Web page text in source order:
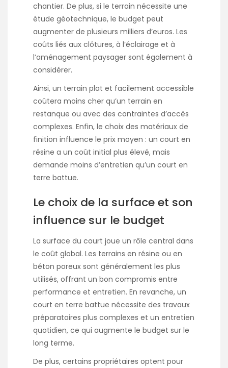
chantier. De plus, si le terrain nécessite une
étude géotechnique, le budget peut
augmenter de plusieurs milliers d’euros. Les
coûts liés aux clôtures, à l’éclairage et à
l’aménagement paysager sont également à
considérer.
Ainsi, un terrain plat et facilement accessible
coûtera moins cher qu’un terrain en
restanque ou avec des contraintes d’accès
complexes. Enfin, le choix des matériaux de
finition influence le prix moyen : un court en
résine a un coût initial plus élevé, mais
demande moins d’entretien qu’un court en
terre battue.
Le choix de la surface et son
influence sur le budget
La surface du court joue un rôle central dans
le coût global. Les terrains en résine ou en
béton poreux sont généralement les plus
utilisés, offrant un bon compromis entre
performance et entretien. En revanche, un
court en terre battue nécessite des travaux
préparatoires plus complexes et un entretien
quotidien, ce qui augmente le budget sur le
long terme.
De plus, certains propriétaires optent pour